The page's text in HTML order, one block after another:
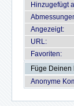
Hinzugefügt
Angezeigt:
URL:
Favoriten:
Füge Deinen
Anonyme